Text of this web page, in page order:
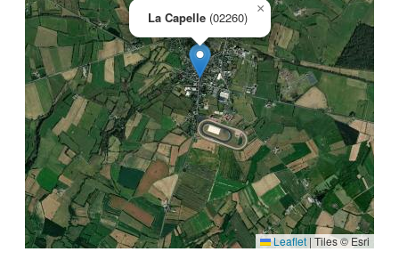
La Capelle (02260)
×
Leaflet | Tiles © Esri